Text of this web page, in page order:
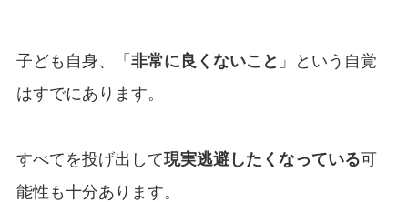
子ども自身、「 非常に良くないこと 」という自覚
はすでにあります。
すべてを投げ出して現実逃避したくなっている可
能性も十分あります。